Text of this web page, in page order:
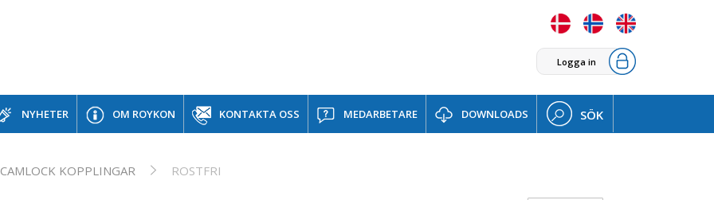
Logga in
NYHETER OM ROYKON KONTAKTA OSS MEDARBETARE DOWNLOADS SÖK
CAMLOCK KOPPLINGAR ROSTFRI